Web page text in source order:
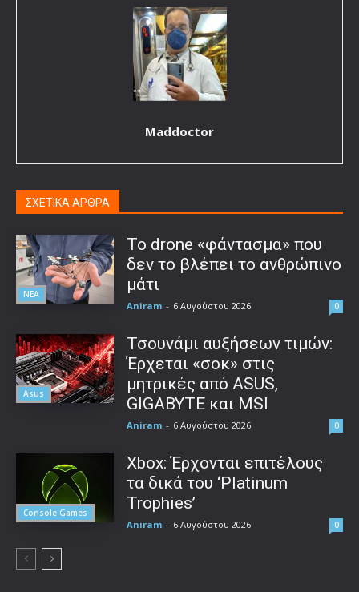
Maddoctor
ΣΧΕΤΙΚΑ ΑΡΘΡΑ
ΝΕΑ
Το drone «φάντασμα» που
δεν το βλέπει το ανθρώπινο
μάτι
Aniram - 6 Αυγούστου 2026 0
Asus
Τσουνάμι αυξήσεων τιμών:
Έρχεται «σοκ» στις
μητρικές από ASUS,
GIGABYTE και MSI
Aniram - 6 Αυγούστου 2026 0
Console Games
Xbox: Έρχονται επιτέλους
τα δικά του ‘Platinum
Trophies’
Aniram - 6 Αυγούστου 2026 0